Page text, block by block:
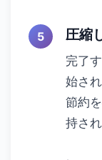
圧縮
完了
始さ
節約
持さ